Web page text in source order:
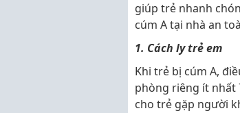
giúp trẻ nhanh
cúm A tại nhà an
1. Cách ly trẻ em
Khi trẻ bị cúm A,
phòng riêng ít nhất
cho trẻ gặp người